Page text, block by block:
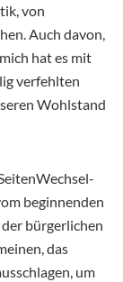
von
Auch davon,
hat es mit
verfehlten
Wohlstand
beginnenden
der bürgerlichen
das
um